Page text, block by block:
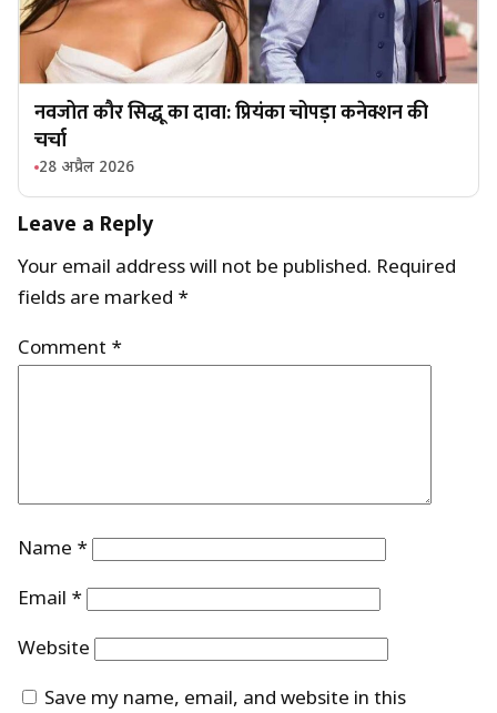
नवजोत कौर सिद्धू का दावा: प्रियंका चोपड़ा कनेक्शन की
चर्चा
28 अप्रैल 2026
Leave a Reply
Your email address will not be published. Required
fields are marked *
Comment *
Name *
Email *
Website
Save my name, email, and website in this